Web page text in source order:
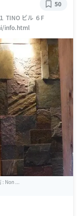
TINO ビル ６F
info.html
50
: Non ...